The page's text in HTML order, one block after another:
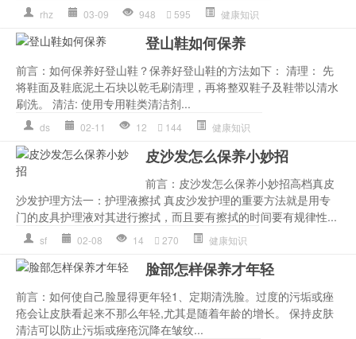
rhz 03-09 948 595 健康知识
登山鞋如何保养
前言：如何保养好登山鞋？保养好登山鞋的方法如下： 清理： 先
将鞋面及鞋底泥土石块以乾毛刷清理，再将整双鞋子及鞋带以清水
刷洗。 清洁: 使用专用鞋类清洁剂...
ds 02-11 12 144 健康知识
皮沙发怎么保养小妙招
前言：皮沙发怎么保养小妙招高档真皮
沙发护理方法一：护理液擦拭 真皮沙发护理的重要方法就是用专
门的皮具护理液对其进行擦拭，而且要有擦拭的时间要有规律性...
sf 02-08 14 270 健康知识
脸部怎样保养才年轻
前言：如何使自己脸显得更年轻1、定期清洗脸。过度的污垢或痤
疮会让皮肤看起来不那么年轻,尤其是随着年龄的增长。 保持皮肤
清洁可以防止污垢或痤疮沉降在皱纹...